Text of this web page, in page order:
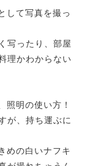
して写真を撮っ
写ったり、部屋
理かわからない
照明の使い方！
が、持ち運ぶに
めの白いナフキ